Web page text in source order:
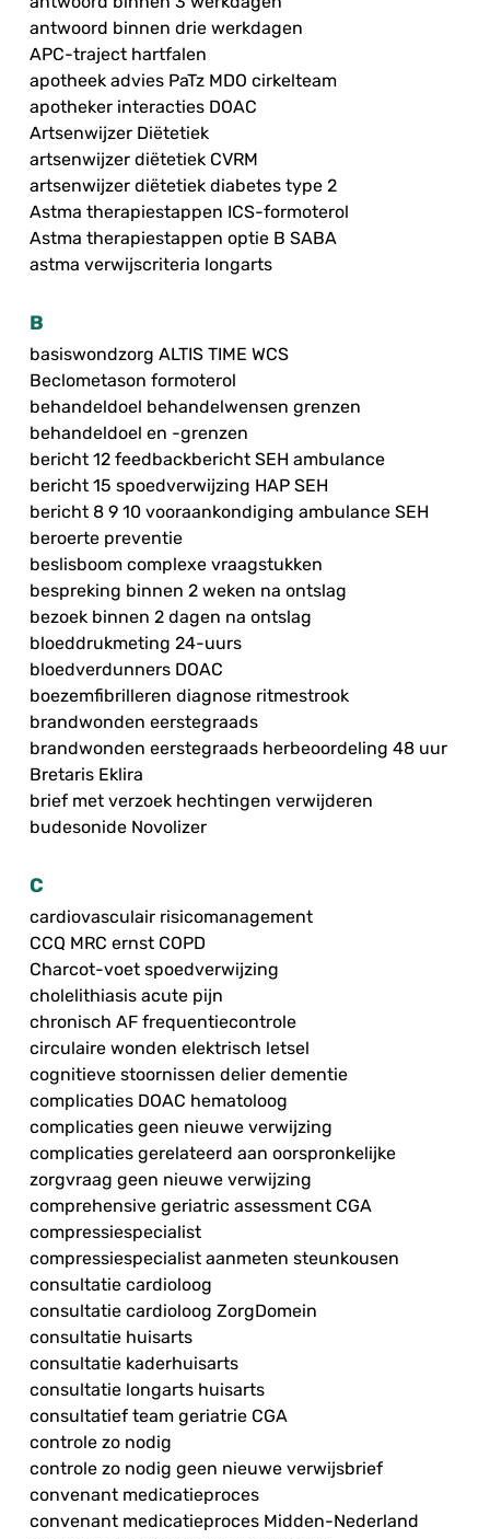
antwoord binnen drie werkdagen
APC-traject hartfalen
apotheek advies PaTz MDO cirkelteam
apotheker interacties DOAC
Artsenwijzer Diëtetiek
artsenwijzer diëtetiek CVRM
artsenwijzer diëtetiek diabetes type 2
Astma therapiestappen ICS-formoterol
Astma therapiestappen optie B SABA
astma verwijscriteria longarts
B
basiswondzorg ALTIS TIME WCS
Beclometason formoterol
behandeldoel behandelwensen grenzen
behandeldoel en -grenzen
bericht 12 feedbackbericht SEH ambulance
bericht 15 spoedverwijzing HAP SEH
bericht 8 9 10 vooraankondiging ambulance SEH
beroerte preventie
beslisboom complexe vraagstukken
bespreking binnen 2 weken na ontslag
bezoek binnen 2 dagen na ontslag
bloeddrukmeting 24-uurs
bloedverdunners DOAC
boezemfibrilleren diagnose ritmestrook
brandwonden eerstegraads
brandwonden eerstegraads herbeoordeling 48 uur
Bretaris Eklira
brief met verzoek hechtingen verwijderen
budesonide Novolizer
C
cardiovasculair risicomanagement
CCQ MRC ernst COPD
Charcot-voet spoedverwijzing
cholelithiasis acute pijn
chronisch AF frequentiecontrole
circulaire wonden elektrisch letsel
cognitieve stoornissen delier dementie
complicaties DOAC hematoloog
complicaties geen nieuwe verwijzing
complicaties gerelateerd aan oorspronkelijke
zorgvraag geen nieuwe verwijzing
comprehensive geriatric assessment CGA
compressiespecialist
compressiespecialist aanmeten steunkousen
consultatie cardioloog
consultatie cardioloog ZorgDomein
consultatie huisarts
consultatie kaderhuisarts
consultatie longarts huisarts
consultatief team geriatrie CGA
controle zo nodig
controle zo nodig geen nieuwe verwijsbrief
convenant medicatieproces
convenant medicatieproces Midden-Nederland